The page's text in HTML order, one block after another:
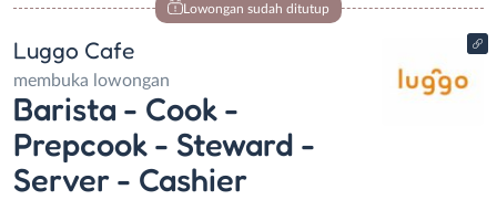
Lowongan sudah ditutup
Luggo Cafe
membuka lowongan
Barista - Cook -
Prepcook - Steward -
Server - Cashier